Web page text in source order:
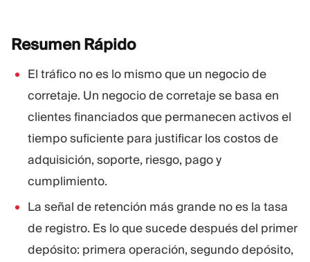
Resumen Rápido
El tráfico no es lo mismo que un negocio de
corretaje. Un negocio de corretaje se basa en
clientes financiados que permanecen activos el
tiempo suficiente para justificar los costos de
adquisición, soporte, riesgo, pago y
cumplimiento.
La señal de retención más grande no es la tasa
de registro. Es lo que sucede después del primer
depósito: primera operación, segundo depósito,